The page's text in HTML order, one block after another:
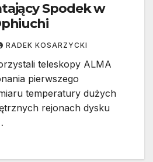
Spodek w
RADEK KOSARZYCKI
teleskopy ALMA
pierwszego
temperatury dużych
rejonach dysku